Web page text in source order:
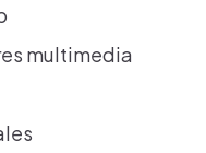
multimedia